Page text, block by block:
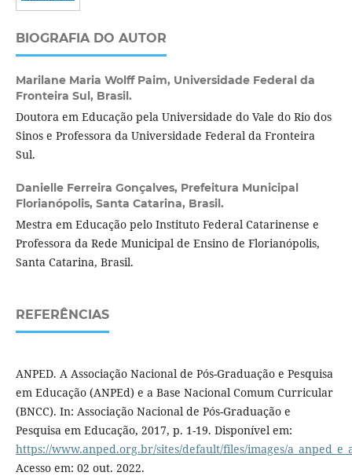
BIOGRAFIA DO AUTOR
Marilane Maria Wolff Paim, Universidade Federal da
Fronteira Sul, Brasil.
Doutora em Educação pela Universidade do Vale do Rio dos
Sinos e Professora da Universidade Federal da Fronteira
Sul.
Danielle Ferreira Gonçalves, Prefeitura Municipal
Florianópolis, Santa Catarina, Brasil.
Mestra em Educação pelo Instituto Federal Catarinense e
Professora da Rede Municipal de Ensino de Florianópolis,
Santa Catarina, Brasil.
REFERÊNCIAS
ANPED. A Associação Nacional de Pós-Graduação e Pesquisa
em Educação (ANPEd) e a Base Nacional Comum Curricular
(BNCC). In: Associação Nacional de Pós-Graduação e
Pesquisa em Educação, 2017, p. 1-19. Disponível em:
https://www.anped.org.br/sites/default/files/images/
Acesso em: 02 out. 2022.